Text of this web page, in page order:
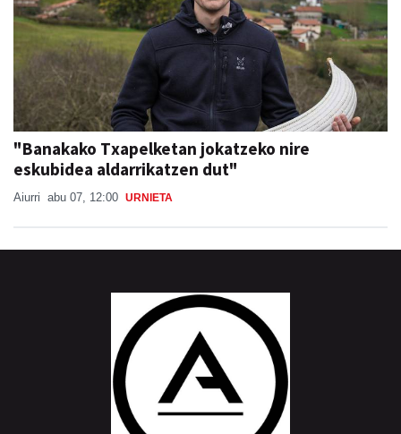
"Banakako Txapelketan jokatzeko nire
eskubidea aldarrikatzen dut"
Aiurri abu 07, 12:00 URNIETA